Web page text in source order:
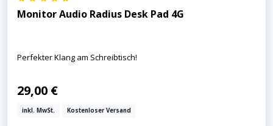
Monitor Audio Radius Desk Pad 4G
Perfekter Klang am Schreibtisch!
29,00 €
inkl. MwSt. Kostenloser Versand